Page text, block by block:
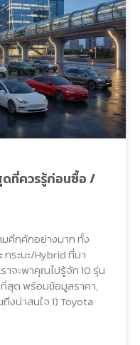
ดที่ควรรู้ก่อนซื้อ /
คึกคักอย่างมาก ทั้ง
กระบะ/Hybrid ที่มา
าจะพาคุณไปรู้จัก 10 รุ่น
สุด พร้อมข้อมูลราคา,
งน่าสนใจ 1) Toyota
Page